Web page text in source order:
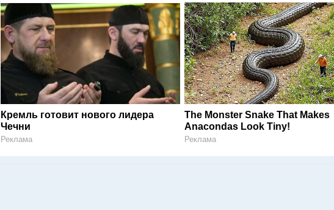
Кремль готовит нового лидера
Чечни
Реклама
The Monster Snake That Makes
Anacondas Look Tiny!
Реклама